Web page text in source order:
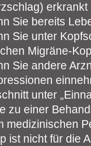
erkrankt
Sie bereits
Sie unter
Migräne-
Sie andere
unter
zu einer
medizinischen
ist nicht für die